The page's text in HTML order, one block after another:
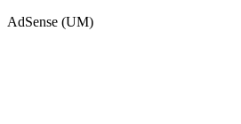
AdSense (UM)